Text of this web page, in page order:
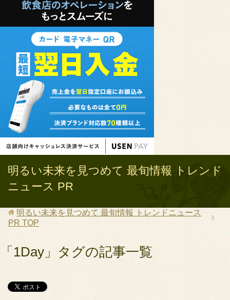
明るい未来を見つめて 最旬情報 トレンド
ニュース PR
明るい未来を見つめて 最旬情報 トレンドニュース
PR TOP
「1Day」タグの記事一覧